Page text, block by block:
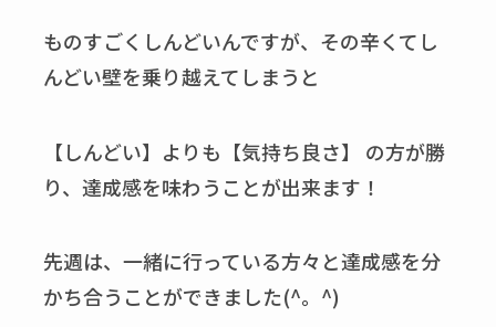
ものすごくしんどいんですが、その辛くてし
んどい壁を乗り越えてしまうと
【しんどい】よりも【気持ち良さ】 の方が勝
り、達成感を味わうことが出来ます！
先週は、一緒に行っている方々と達成感を分
かち合うことができました(^。^)